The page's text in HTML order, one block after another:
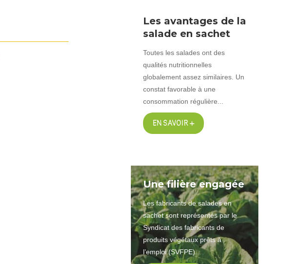
Les avantages de la
salade en sachet
Toutes les salades ont des
qualités nutritionnelles
globalement assez similaires. Un
constat favorable à une
consommation régulière...
EN SAVOIR +
Une filière engagée
Les fabricants de salades en
sachet sont représentés par le
Syndicat des fabricants de
produits végétaux prêts à
l’emploi (SVFPE)...